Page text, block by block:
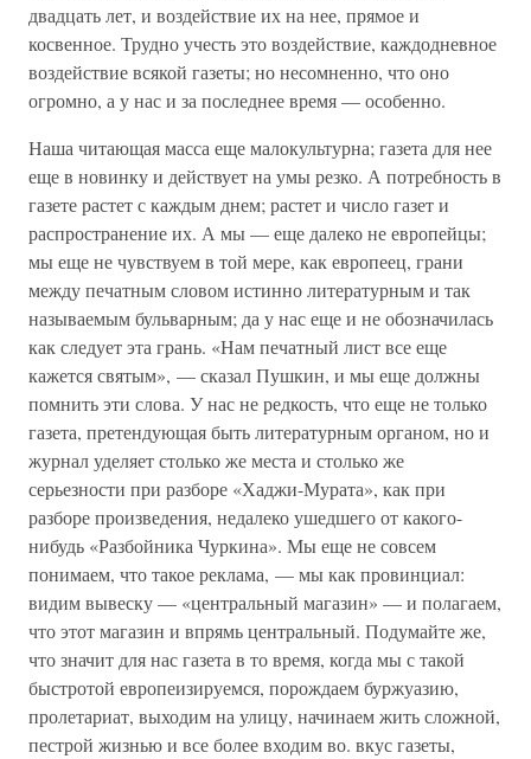
двадцать лет, и воздействие их на нее, прямое и
косвенное. Трудно учесть это воздействие, каждодневное
воздействие всякой газеты; но несомненно, что оно
огромно, а у нас и за последнее время — особенно.
Наша читающая масса еще малокультурна; газета для нее
еще в новинку и действует на умы резко. А потребность в
газете растет с каждым днем; растет и число газет и
распространение их. А мы — еще далеко не европейцы;
мы еще не чувствуем в той мере, как европеец, грани
между печатным словом истинно литературным и так
называемым бульварным; да у нас еще и не обозначилась
как следует эта грань. «Нам печатный лист все еще
кажется святым», — сказал Пушкин, и мы еще должны
помнить эти слова. У нас не редкость, что еще не только
газета, претендующая быть литературным органом, но и
журнал уделяет столько же места и столько же
серьезности при разборе «Хаджи-Мурата», как при
разборе произведения, недалеко ушедшего от какого-
нибудь «Разбойника Чуркина». Мы еще не совсем
понимаем, что такое реклама, — мы как провинциал:
видим вывеску — «центральный магазин» — и полагаем,
что этот магазин и впрямь центральный. Подумайте же,
что значит для нас газета в то время, когда мы с такой
быстротой европеизируемся, порождаем буржуазию,
пролетариат, выходим на улицу, начинаем жить сложной,
пестрой жизнью и все более входим во. вкус газеты,